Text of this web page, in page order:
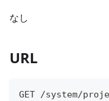
なし
URL
GET /system/